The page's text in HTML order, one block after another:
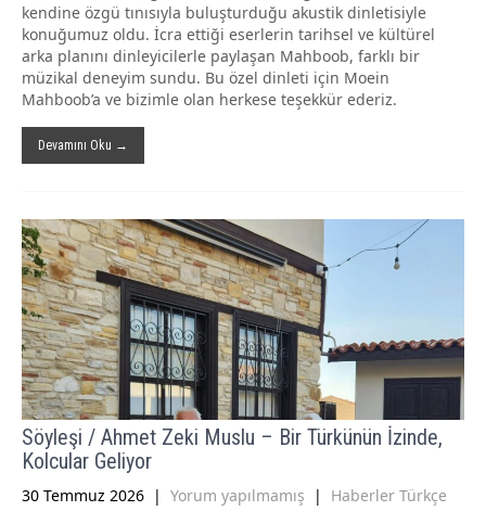
kendine özgü tınısıyla buluşturduğu akustik dinletisiyle
konuğumuz oldu. İcra ettiği eserlerin tarihsel ve kültürel
arka planını dinleyicilerle paylaşan Mahboob, farklı bir
müzikal deneyim sundu. Bu özel dinleti için Moein
Mahboob’a ve bizimle olan herkese teşekkür ederiz.
Devamını Oku →
Söyleşi / Ahmet Zeki Muslu – Bir Türkünün İzinde,
Kolcular Geliyor
30 Temmuz 2026 | Yorum yapılmamış | Haberler Türkçe